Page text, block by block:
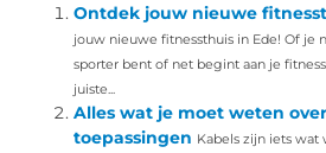
Ontdek jouw nieuwe
jouw nieuwe fitnessthuis in Ede! Of je
sporter bent of net begint aan je
juiste...
Alles wat je moet weten
toepassingen Kabels zijn iets